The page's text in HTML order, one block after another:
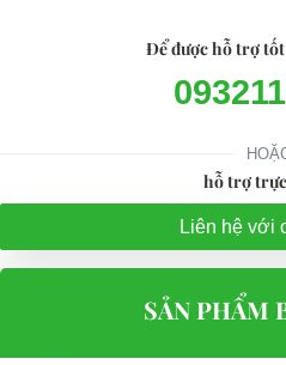
Để được hỗ trợ
hỗ trợ
Liên hệ với
SẢN PHẨM